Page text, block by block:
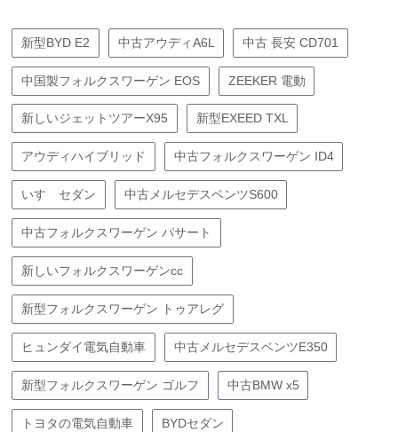
新型BYD E2 中古アウディA6L 中古 長安 CD701
中国製フォルクスワーゲン EOS ZEEKER 電動
新しいジェットツアーX95 新型EXEED TXL
アウディハイブリッド 中古フォルクスワーゲン ID4
いすゞセダン 中古メルセデスベンツS600
中古フォルクスワーゲン パサート
新しいフォルクスワーゲンcc
新型フォルクスワーゲン トゥアレグ
ヒュンダイ電気自動車 中古メルセデスベンツE350
新型フォルクスワーゲン ゴルフ 中古BMW x5
トヨタの電気自動車 BYDセダン